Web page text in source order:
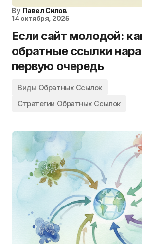
By Павел Силов
14 октября, 2025
Если сайт молодой:
обратные ссылки
первую очередь
Виды Обратных Ссылок
Стратегии Обратных Ссылок